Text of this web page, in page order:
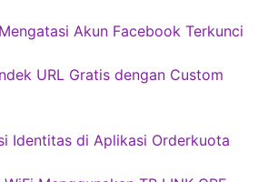
Akun Facebook Terkunci
URL Gratis dengan Custom
Identitas di Aplikasi Orderkuota